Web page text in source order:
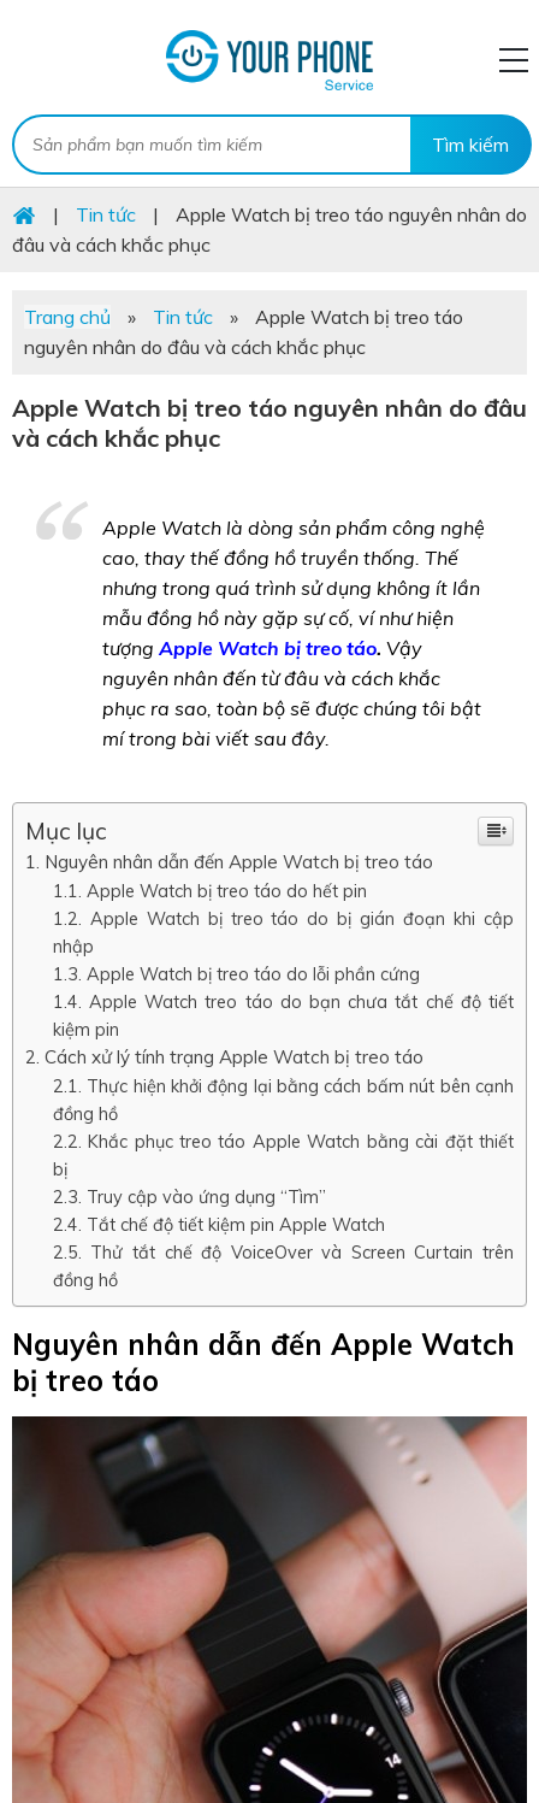
| Tin tức |
Apple Watch bị treo táo nguyên nhân do
đâu và cách khắc phục
Trang chủ » Tin tức »
Apple Watch bị treo táo
nguyên nhân do đâu và cách khắc phục
Apple Watch bị treo táo nguyên nhân do đâu
và cách khắc phục
Apple Watch là dòng sản phẩm công nghệ
cao, thay thế đồng hồ truyền thống. Thế
nhưng trong quá trình sử dụng không ít lần
mẫu đồng hồ này gặp sự cố, ví như hiện
tượng Apple Watch bị treo táo. Vậy
nguyên nhân đến từ đâu và cách khắc
phục ra sao, toàn bộ sẽ được chúng tôi bật
mí trong bài viết sau đây.
Mục lục
Nguyên nhân dẫn đến Apple Watch bị treo táo
Apple Watch bị treo táo do hết pin
Apple Watch bị treo táo do bị gián đoạn khi cập
nhập
Apple Watch bị treo táo do lỗi phần cứng
Apple Watch treo táo do bạn chưa tắt chế độ tiết
kiệm pin
Cách xử lý tính trạng Apple Watch bị treo táo
Thực hiện khởi động lại bằng cách bấm nút bên cạnh
đồng hồ
Khắc phục treo táo Apple Watch bằng cài đặt thiết
bị
Truy cập vào ứng dụng “Tìm”
Tắt chế độ tiết kiệm pin Apple Watch
Thử tắt chế độ VoiceOver và Screen Curtain trên
đồng hồ
Nguyên nhân dẫn đến Apple Watch
bị treo táo